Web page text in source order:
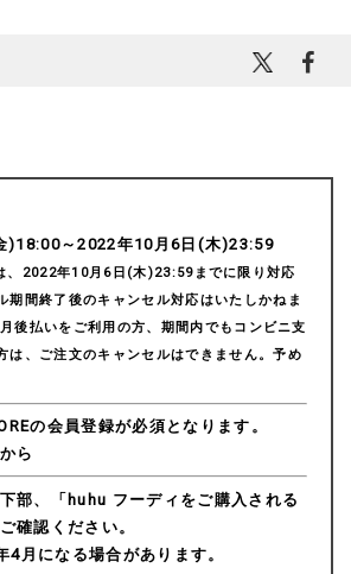
)18:00～2022年10月6日(木)23:59
、2022年10月6日(木)23:59までに限り対応
期間終了後のキャンセル対応はいたしかねま
後払いをご利用の方、期間内でもコンビニ支
は、ご注文のキャンセルはできません。予め
の会員登録が必須となります。
から
部、「huhu フーディをご購入される
確認ください。
月になる場合があります。